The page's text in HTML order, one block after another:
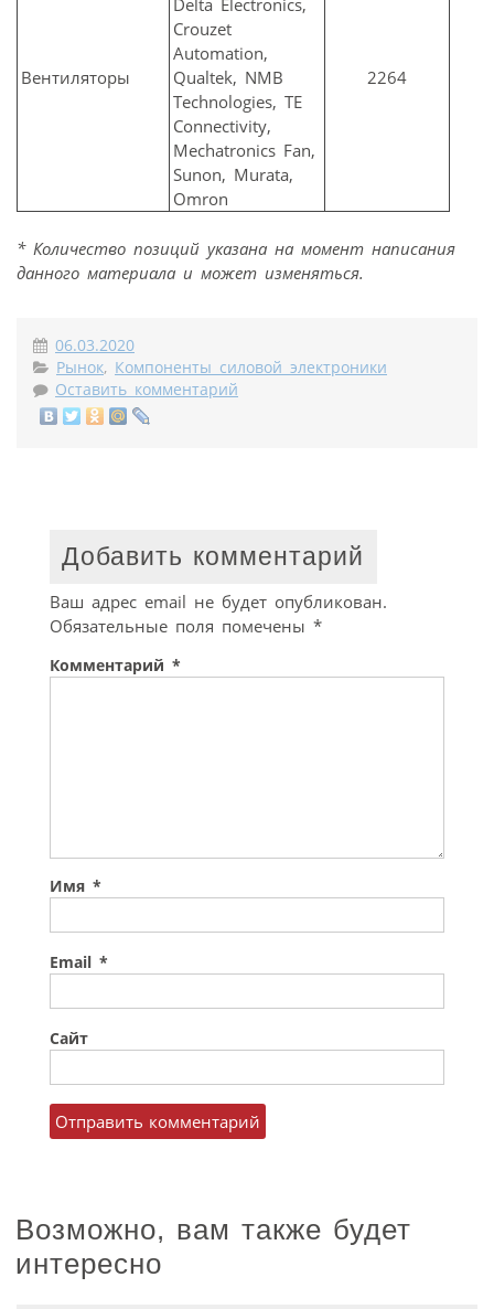
Вентиляторы
Crouzet
Automation,
Qualtek, NMB
Technologies, TE
Connectivity,
Mechatronics Fan,
Sunon, Murata,
Omron
2264
* Количество позиций указана на момент написания
данного материала и может изменяться.
06.03.2020
Рынок, Компоненты силовой электроники
Оставить комментарий
Добавить комментарий
Ваш адрес email не будет опубликован.
Обязательные поля помечены *
Комментарий *
Имя *
Email *
Сайт
Возможно, вам также будет
интересно